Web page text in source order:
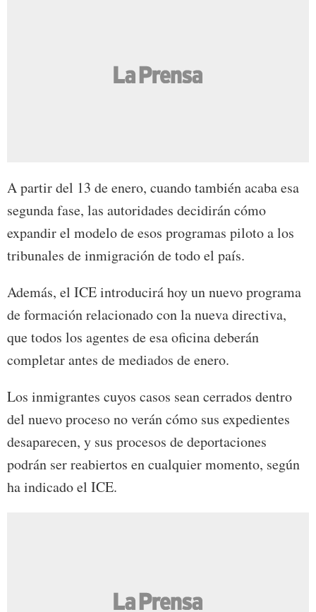
A partir del 13 de enero, cuando también acaba esa
segunda fase, las autoridades decidirán cómo
expandir el modelo de esos programas piloto a los
tribunales de inmigración de todo el país.
Además, el ICE introducirá hoy un nuevo programa
de formación relacionado con la nueva directiva,
que todos los agentes de esa oficina deberán
completar antes de mediados de enero.
Los inmigrantes cuyos casos sean cerrados dentro
del nuevo proceso no verán cómo sus expedientes
desaparecen, y sus procesos de deportaciones
podrán ser reabiertos en cualquier momento, según
ha indicado el ICE.